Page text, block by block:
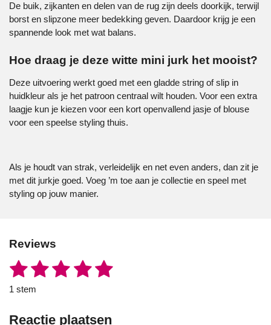
De buik, zijkanten en delen van de rug zijn deels doorkijk, terwijl
borst en slipzone meer bedekking geven. Daardoor krijg je een
spannende look met wat balans.
Hoe draag je deze witte mini jurk het mooist?
Deze uitvoering werkt goed met een gladde string of slip in
huidkleur als je het patroon centraal wilt houden. Voor een extra
laagje kun je kiezen voor een kort openvallend jasje of blouse
voor een speelse styling thuis.
Als je houdt van strak, verleidelijk en net even anders, dan zit je
met dit jurkje goed. Voeg ’m toe aan je collectie en speel met
styling op jouw manier.
Reviews
R
a
t
n
1
s
2
s
3 4 5
S
1 stem
Reactie plaatsen